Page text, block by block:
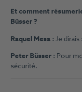
Et comment
Büsser ?
Raquel Mesa :Je
Peter Büsser : Pour
sécurité.